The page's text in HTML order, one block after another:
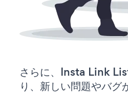
さらに、Insta Link
り、新しい問題やバグ